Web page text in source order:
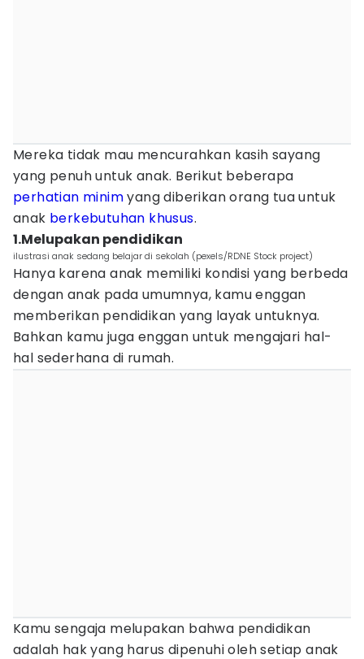
Mereka tidak mau mencurahkan kasih sayang
yang penuh untuk anak. Berikut beberapa
perhatian minimyang diberikan orang tua untuk
anak berkebutuhan khusus.
1.Melupakan pendidikan
ilustrasi anak sedang belajar di sekolah (pexels/RDNE Stock project)
Hanya karena anak memiliki kondisi yang berbeda
dengan anak pada umumnya, kamu enggan
memberikan pendidikan yang layak untuknya.
Bahkan kamu juga enggan untuk mengajari hal-
hal sederhana di rumah.
Kamu sengaja melupakan bahwa pendidikan
adalah hak yang harus dipenuhi oleh setiap anak